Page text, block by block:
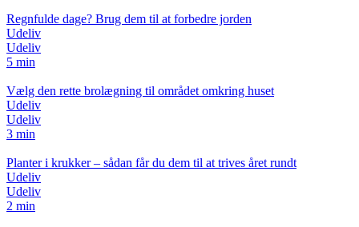
Regnfulde dage? Brug dem til at forbedre jorden
Udeliv
Udeliv
5 min
Vælg den rette brolægning til området omkring huset
Udeliv
Udeliv
3 min
Planter i krukker – sådan får du dem til at trives året rundt
Udeliv
Udeliv
2 min